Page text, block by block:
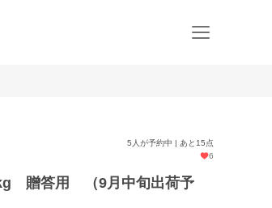
5人が予約中 | あと15点
6
贈答用 （9月中旬出荷予